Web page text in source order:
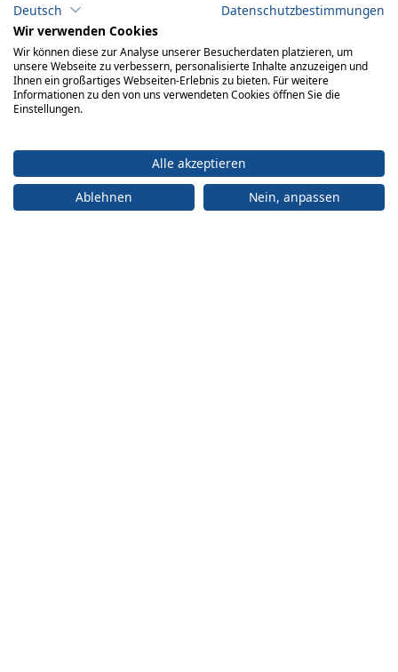
Deutsch
Datenschutzbestimmungen
Wir verwenden Cookies
Wir können diese zur Analyse unserer Besucherdaten platzieren, um
unsere Webseite zu verbessern, personalisierte Inhalte anzuzeigen und
Ihnen ein großartiges Webseiten-Erlebnis zu bieten. Für weitere
Informationen zu den von uns verwendeten Cookies öffnen Sie die
Einstellungen.
Alle akzeptieren
Ablehnen
Nein, anpassen